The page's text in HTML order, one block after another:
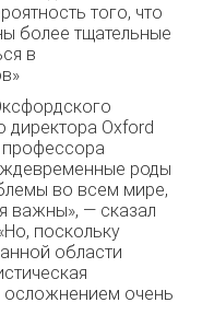
того, что
более тщательные
в
директора Oxford
профессора
роды
во всем мире,
важны», — сказал
поскольку
области
осложнением очень